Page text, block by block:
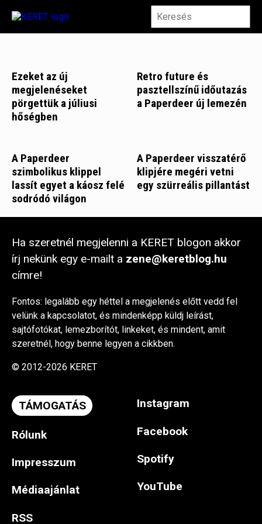
Ezeket az új
megjelenéseket
pörgettük a júliusi
hőségben
Retro future és
pasztellszínű időutazás
a Paperdeer új lemezén
A Paperdeer
szimbolikus klippel
lassít egyet a káosz felé
sodródó világon
A Paperdeer visszatérő
klipjére megéri vetni
egy szürreális pillantást
Ha szeretnél megjelenni a KERET blogon akkor
írj nekünk egy e-mailt a zene@keretblog.hu
címre!
Fontos: legalább egy héttel a megjelenés előtt vedd fel
velünk a kapcsolatot, és mindenképp küldj leírást,
sajtófotókat, lemezborítót, linkeket, és mindent, amit
szeretnél, hogy benne legyen a cikkben.
© 2012-2026 KERET
TÁMOGATÁS
Rólunk
Impresszum
Médiaajánlat
RSS
Instagram
Facebook
Spotify
YouTube